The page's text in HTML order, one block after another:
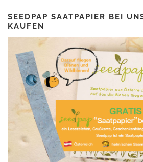
SEEDPAP SAATPAPIER BEI
KAUFEN